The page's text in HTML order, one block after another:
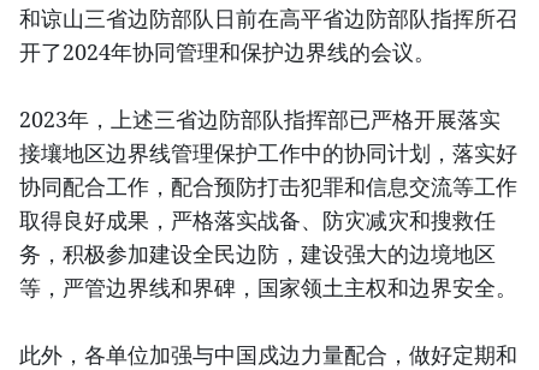
和谅山三省边防部队日前在高平省边防部队指挥所召
开了2024年协同管理和保护边界线的会议。
2023年，上述三省边防部队指挥部已严格开展落实
接壤地区边界线管理保护工作中的协同计划，落实好
协同配合工作，配合预防打击犯罪和信息交流等工作
取得良好成果，严格落实战备、防灾减灾和搜救任
务，积极参加建设全民边防，建设强大的边境地区
等，严管边界线和界碑，国家领土主权和边界安全。
此外，各单位加强与中国戍边力量配合，做好定期和